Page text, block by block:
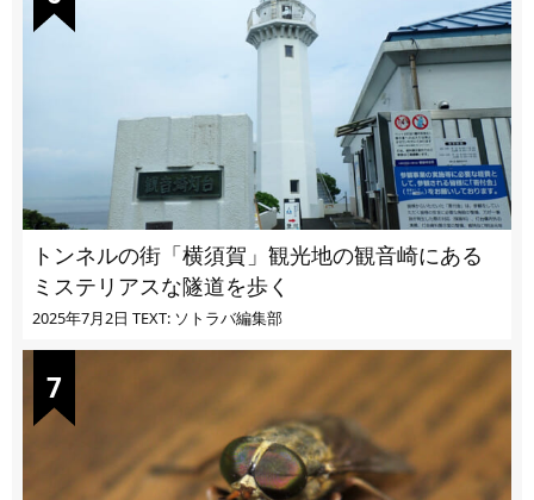
トンネルの街「横須賀」観光地の観音崎にある
ミステリアスな隧道を歩く
2025年7月2日 TEXT: ソトラバ編集部